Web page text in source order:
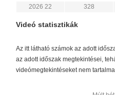
2026 22
328
Videó statisztikák
Az itt látható számok az adott
az adott időszak megtekintései,
videómegtekintéseket nem